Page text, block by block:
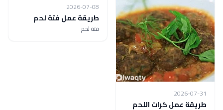
2026-07-31
طريقة عمل كرات اللحم
2026-07-08
طريقة عمل فتة لحم
فتة لحم